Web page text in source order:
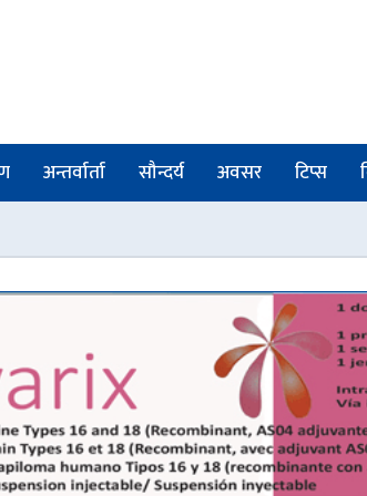
अन्तर्वार्ता सौन्दर्य अवसर टिप्स
केही